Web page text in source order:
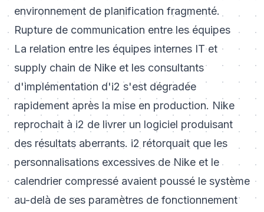
environnement de planification fragmenté.
Rupture de communication entre les équipes
La relation entre les équipes internes IT et
supply chain de Nike et les consultants
d'implémentation d'i2 s'est dégradée
rapidement après la mise en production. Nike
reprochait à i2 de livrer un logiciel produisant
des résultats aberrants. i2 rétorquait que les
personnalisations excessives de Nike et le
calendrier compressé avaient poussé le système
au-delà de ses paramètres de fonctionnement